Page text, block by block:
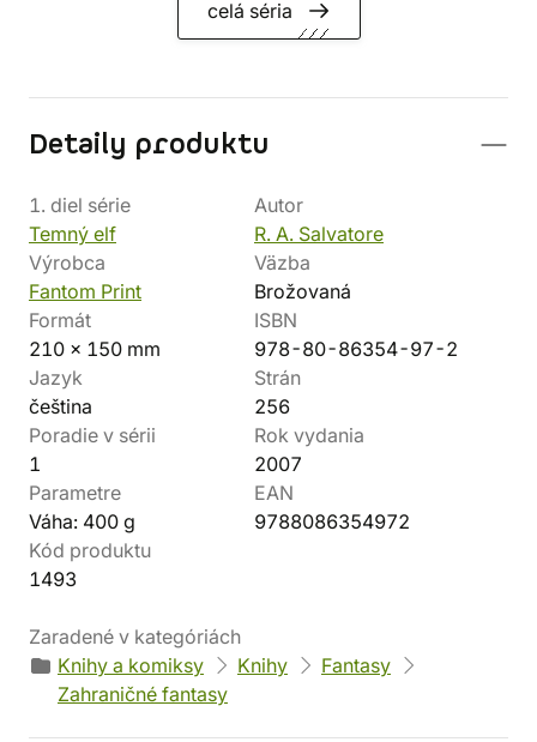
celá séria
Detaily produktu
1. diel série
Temný elf
Autor
R. A. Salvatore
Výrobca
Fantom Print
Väzba
Brožovaná
Formát
210 x 150 mm
ISBN
978-80-86354-97-2
Jazyk
čeština
Strán
256
Poradie v sérii
1
Rok vydania
2007
Parametre
Váha: 400 g
EAN
9788086354972
Kód produktu
1493
Zaradené v kategóriách
Knihy a komiksy
Knihy
Fantasy
Zahraničné fantasy